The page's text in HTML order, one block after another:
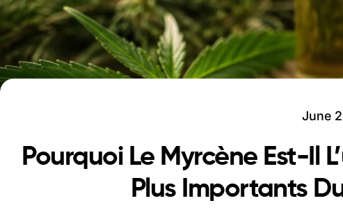
June
Pourquoi Le Myrcène Est-Il
Plus Importants